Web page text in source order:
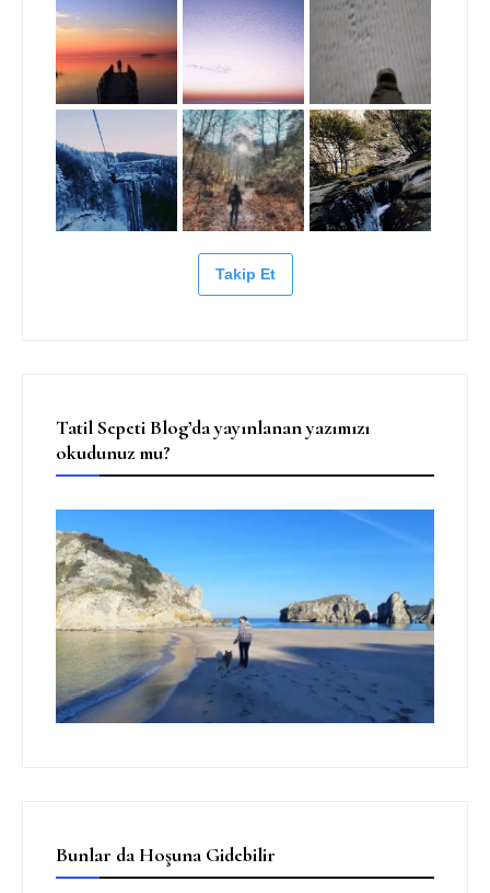
Takip Et
Tatil Sepeti Blog’da yayınlanan yazımızı
okudunuz mu?
Bunlar da Hoşuna Gidebilir